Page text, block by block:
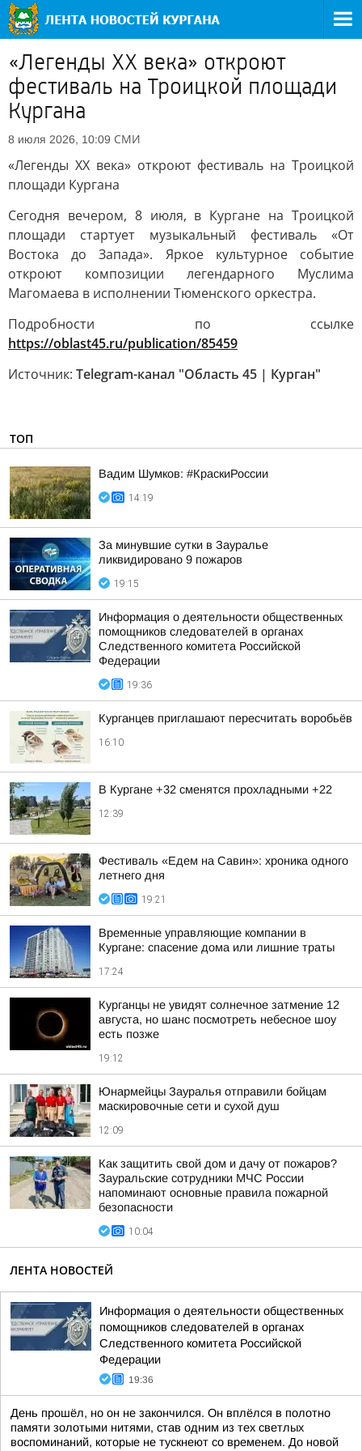
«Легенды XX века» откроют
фестиваль на Троицкой площади
Кургана
8 июля 2026, 10:09 СМИ
«Легенды XX века» откроют фестиваль на Троицкой
площади Кургана
Сегодня вечером, 8 июля, в Кургане на Троицкой
площади стартует музыкальный фестиваль «От
Востока до Запада». Яркое культурное событие
откроют композиции легендарного Муслима
Магомаева в исполнении Тюменского оркестра.
Подробности по ссылке
https://oblast45.ru/publication/85459
Источник: Telegram-канал "Область 45 | Курган"
ТОП
Вадим Шумков: #КраскиРоссии
14:19
За минувшие сутки в Зауралье
ликвидировано 9 пожаров
19:15
Информация о деятельности общественных
помощников следователей в органах
Следственного комитета Российской
Федерации
19:36
Курганцев приглашают пересчитать воробьёв
16:10
В Кургане +32 сменятся прохладными +22
12:39
Фестиваль «Едем на Савин»: хроника одного
летнего дня
19:21
Временные управляющие компании в
Кургане: спасение дома или лишние траты
17:24
Курганцы не увидят солнечное затмение 12
августа, но шанс посмотреть небесное шоу
есть позже
19:12
Юнармейцы Зауралья отправили бойцам
маскировочные сети и сухой душ
12:09
Как защитить свой дом и дачу от пожаров?
Зауральские сотрудники МЧС России
напоминают основные правила пожарной
безопасности
10:04
ЛЕНТА НОВОСТЕЙ
Информация о деятельности общественных
помощников следователей в органах
Следственного комитета Российской
Федерации
19:36
День прошёл, но он не закончился. Он вплёлся в полотно
памяти золотыми нитями, став одним из тех светлых
воспоминаний, которые не тускнеют со временем. До новой